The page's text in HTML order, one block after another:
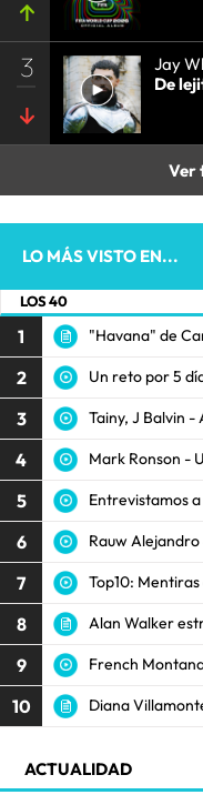
3
Jay
De
Ver
LO MÁS VISTO EN...
LOS 40
1 "Havana" de
2 Un reto por 5
3 Tainy, J Balvin -
4 Mark Ronson -
5 Entrevistamos
6 Rauw
7 Top10:
8 Alan Walker
9 French
10 Diana
ACTUALIDAD